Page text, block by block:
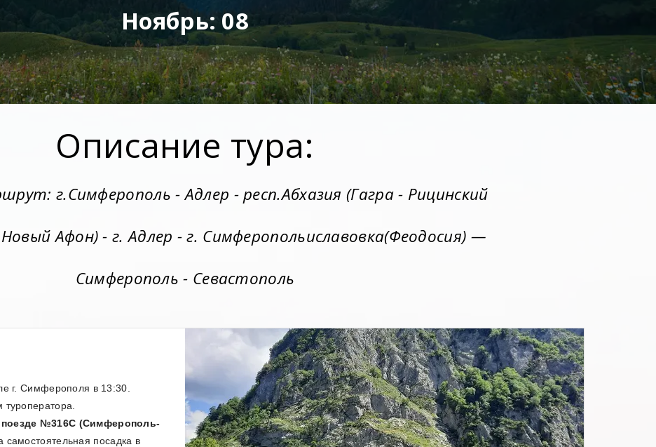
Ноябрь: 08
Описание тура:
г.Симферополь - Адлер - респ.Абхазия (Гагра - Рицинский
Афон) - г. Адлер - г. Симферопольиславовка(Феодосия) —
Симферополь - Севастополь
г. Симферополя в 13:30.
туроператора.
поезде №316С (Симферополь-
самостоятельная посадка в